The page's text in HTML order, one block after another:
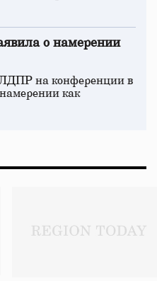
о намерении
ЛДПР на конференции в
как